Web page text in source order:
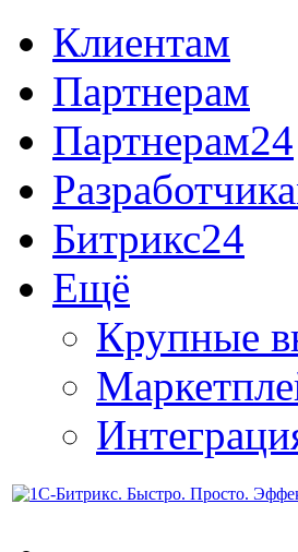
Клиентам
Партнерам
Партнерам24
Битрикс24
Ещё
Крупные